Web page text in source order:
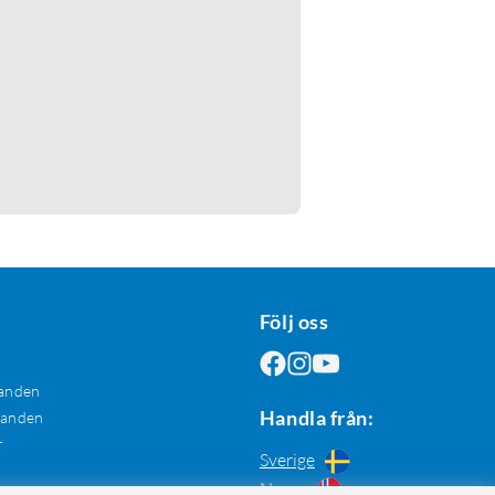
Följ oss
Handla från:
Sverige
Norge